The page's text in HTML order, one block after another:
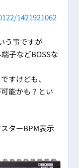
1421921062
う事ですが
子などBOSSな
すけども、
能かも？とい
ターBPM表示